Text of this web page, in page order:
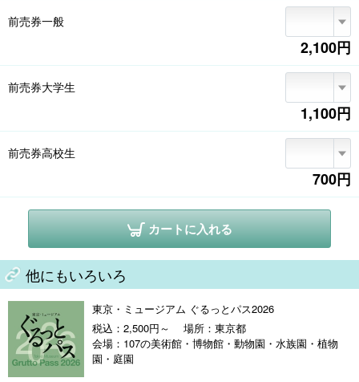
※本展観覧券で、ご観覧当日に限り、東博コレクション展(平常展)もご覧い
ただけます。
※一度購入されたチケットの券種変更・払い戻し・再発行はいたしません。
※本展チケットは転売を禁止しております。不正に購入されたチケットに関
するトラブルについては一切責任を負いませんので、ご注意ください。
※展示作品、会期、展示期間、開館時間、休館日等については、今後の諸事
情により変更する場合があります。最新情報は展覧会公式サイト等でご確
前売券一般
2,100円
前売券大学生
1,100円
前売券高校生
700円
カートに入れる
他にもいろいろ
東京・ミュージアム ぐるっとパス2026
税込：2,500円～
場所：東京都
会場：107の美術館・博物館・動物園・水族園・植物
園・庭園